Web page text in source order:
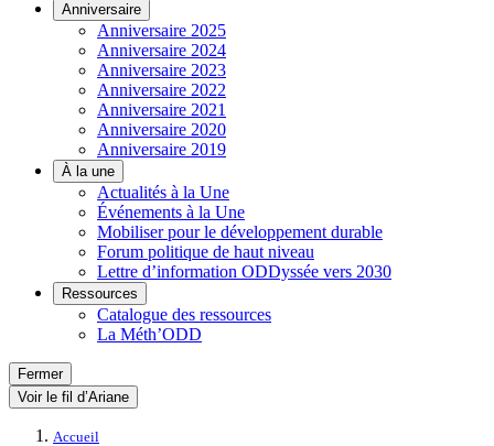
Anniversaire
Anniversaire 2025
Anniversaire 2024
Anniversaire 2023
Anniversaire 2022
Anniversaire 2021
Anniversaire 2020
Anniversaire 2019
À la une
Actualités à la Une
Événements à la Une
Mobiliser pour le développement durable
Forum politique de haut niveau
Lettre d’information ODDyssée vers 2030
Ressources
Catalogue des ressources
La Méth’ODD
Fermer
Voir le fil d’Ariane
Accueil